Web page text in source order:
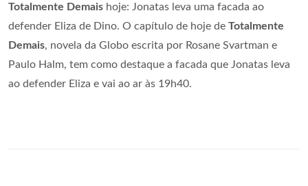
Totalmente Demais hoje: Jonatas leva uma facada ao
defender Eliza de Dino. O capítulo de hoje de Totalmente
Demais, novela da Globo escrita por Rosane Svartman e
Paulo Halm, tem como destaque a facada que Jonatas leva
ao defender Eliza e vai ao ar às 19h40.